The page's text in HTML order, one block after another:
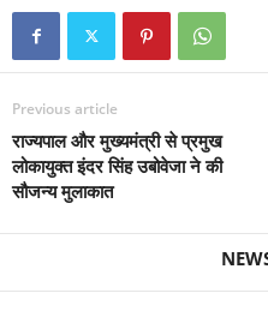
Previous article
राज्यपाल और मुख्यमंत्री से प्रमुख
लोकायुक्त इंदर सिंह उबोवेजा ने की
सौजन्य मुलाकात